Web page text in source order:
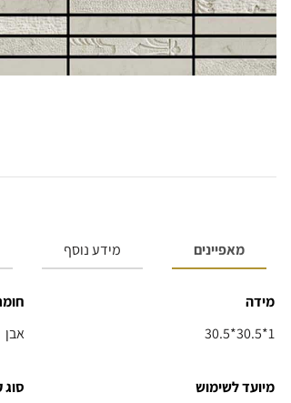
מאפיינים מידע נוסף
מידה
30.5*30.5*1
אבן
מיועד לשימוש
סוג